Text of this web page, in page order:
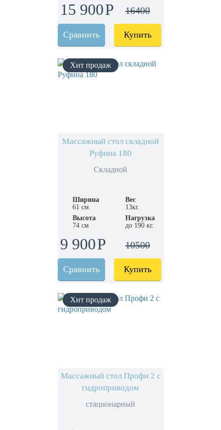
15 900 16400
Сравнить Купить
Массажный стол складной
Руфина 180
Складной
Ширина
61 см.
Вес
13кг.
Высота
74 см
Нагрузка
до 190 кг.
9 900 10500
Сравнить Купить
Массажный стол Профи 2 с
гидроприводом
стационарный